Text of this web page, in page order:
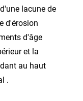
lacune de
d'érosion
d'âge
et la
au haut
.